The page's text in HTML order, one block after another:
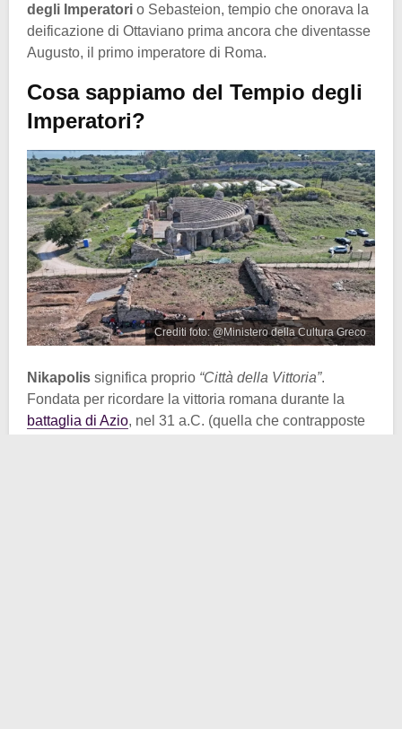
degli Imperatori o Sebasteion, tempio che onorava la
deificazione di Ottaviano prima ancora che diventasse
Augusto, il primo imperatore di Roma.
Cosa sappiamo del Tempio degli
Imperatori?
Crediti foto: @Ministero della Cultura Greco
Nikapolis significa proprio “Città della Vittoria”.
Fondata per ricordare la vittoria romana durante la
battaglia di Azio, nel 31 a.C. (quella che contrapposte